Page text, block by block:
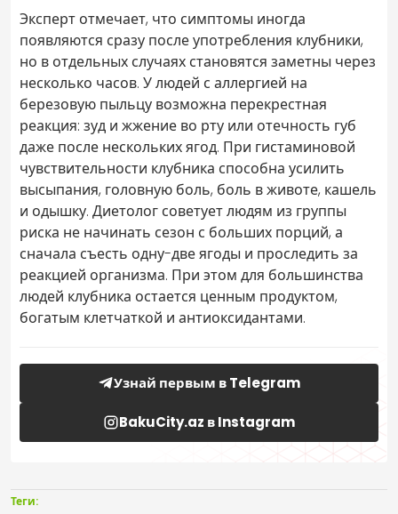
Эксперт отмечает, что симптомы иногда
появляются сразу после употребления клубники,
но в отдельных случаях становятся заметны через
несколько часов. У людей с аллергией на
березовую пыльцу возможна перекрестная
реакция: зуд и жжение во рту или отечность губ
даже после нескольких ягод. При гистаминовой
чувствительности клубника способна усилить
высыпания, головную боль, боль в животе, кашель
и одышку. Диетолог советует людям из группы
риска не начинать сезон с больших порций, а
сначала съесть одну-две ягоды и проследить за
реакцией организма. При этом для большинства
людей клубника остается ценным продуктом,
богатым клетчаткой и антиоксидантами.
Узнай первым в Telegram
BakuCity.az в Instagram
Теги: